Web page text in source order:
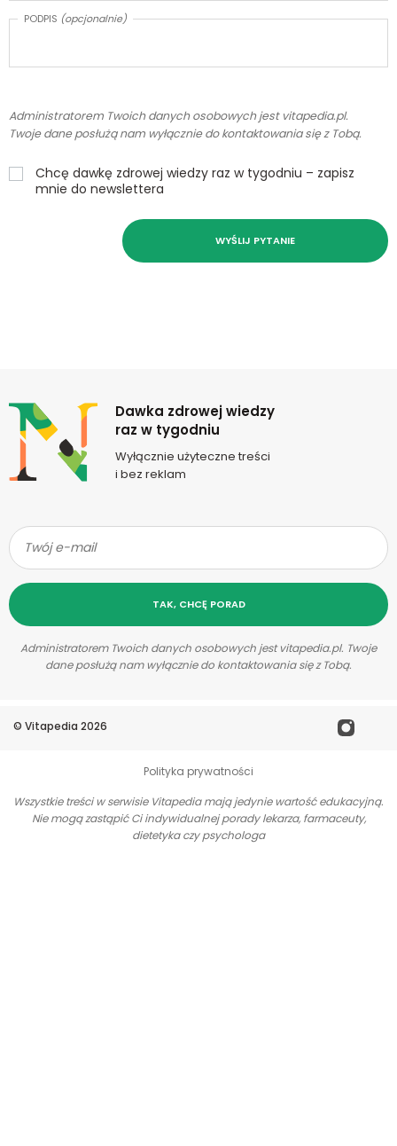
PODPIS (opcjonalnie)
Administratorem Twoich danych osobowych jest vitapedia.pl.
Twoje dane posłużą nam wyłącznie do kontaktowania się z Tobą.
Chcę dawkę zdrowej wiedzy raz w tygodniu – zapisz
mnie do newslettera
WYŚLIJ PYTANIE
Dawka zdrowej wiedzy
raz w tygodniu
Wyłącznie użyteczne treści
i bez reklam
TAK, CHCĘ PORAD
Administratorem Twoich danych osobowych jest vitapedia.pl. Twoje
dane posłużą nam wyłącznie do kontaktowania się z Tobą.
© Vitapedia 2026
Polityka prywatności
Wszystkie treści w serwisie Vitapedia mają jedynie wartość edukacyjną.
Nie mogą zastąpić Ci indywidualnej porady lekarza, farmaceuty,
dietetyka czy psychologa